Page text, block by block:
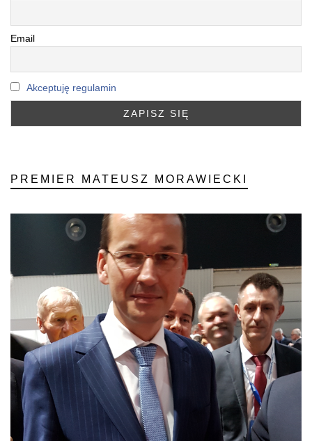
Email
Akceptuję regulamin
PREMIER MATEUSZ MORAWIECKI